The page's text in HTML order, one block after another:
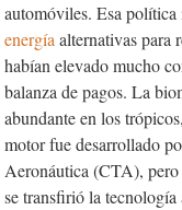
automóviles. Esa política
energía alternativas para
habían elevado mucho
balanza de pagos. La
abundante en los
motor fue desarrollado
Aeronáutica (CTA), pero
se transfirió la